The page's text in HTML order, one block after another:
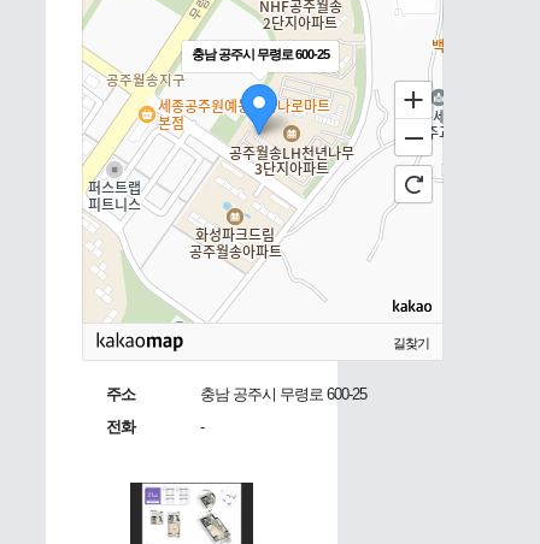
충남 공주시 무령로 600-25
길찾기
주소
충남 공주시 무령로 600-25
전화
-